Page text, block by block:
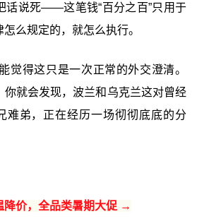
话说死——这笔钱“百分之百”只用于
么规定的，就怎么执行。
觉得这只是一次正常的外交澄清。
你就会发现，波兰和乌克兰这对曾经
难弟，正在经历一场彻彻底底的分
降价，全品类暑期大促 →